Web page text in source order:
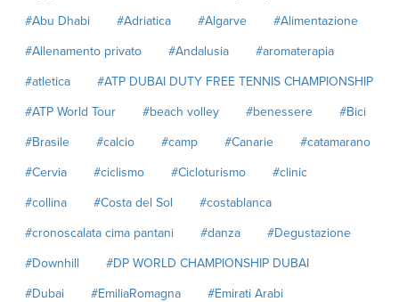
#Abu Dhabi #Adriatica #Algarve
#Alimentazione
#Allenamento privato
#Andalusia
#aromaterapia
#atletica
#ATP DUBAI DUTY FREE TENNIS CHAMPIONSHIP
#ATP World Tour
#beach volley #benessere
#Bici
#Brasile
#calcio #camp #Canarie
#catamarano
#Cervia
#ciclismo #Cicloturismo
#clinic
#collina
#Costa del Sol
#costablanca
#cronoscalata cima pantani
#danza
#Degustazione
#Downhill
#DP WORLD CHAMPIONSHIP DUBAI
#Dubai
#EmiliaRomagna
#Emirati Arabi